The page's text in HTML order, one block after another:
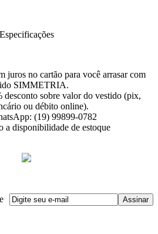
Especificações
juros no cartão para você arrasar com
SIMMETRIA.
desconto sobre valor do vestido (pix,
ou débito online).
(19) 99899-0782
a disponibilidade de estoque